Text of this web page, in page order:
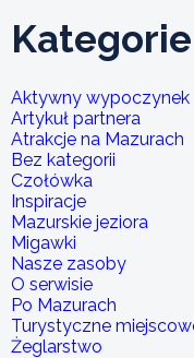
Kategorie
Aktywny wypoczynek
Artykuł partnera
Atrakcje na Mazurach
Bez kategorii
Czołówka
Inspiracje
Mazurskie jeziora
Migawki
Nasze zasoby
O serwisie
Po Mazurach
Turystyczne
Żeglarstwo